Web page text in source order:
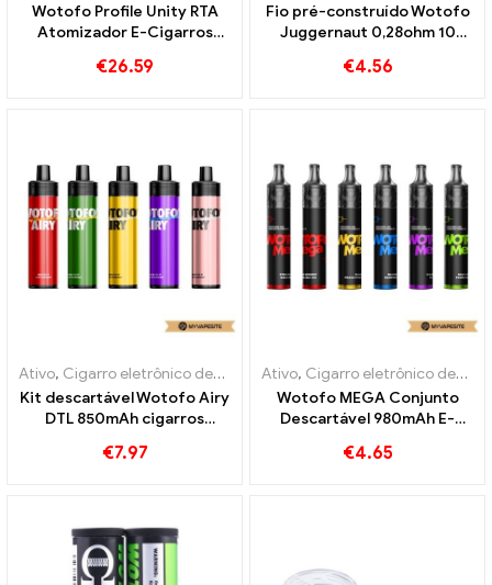
Wotofo Profile Unity RTA
Atomizador E-Cigarros
€26.59
Fio pré-construído Wotofo
Juggernaut 0,28ohm 10
eletrônico atacado丨
€4.56
Ativo, Cigarro eletrônico descartável com nicotina ,Cigarros
Kit descartável Wotofo Airy
DTL 850mAh cigarros
atacado丨Personalizado
€7.97
Ativo, Cigarro eletrônico descartável com nicotina
Wotofo MEGA Conjunto
Descartável 980mAh E-
Personalizado
€4.65